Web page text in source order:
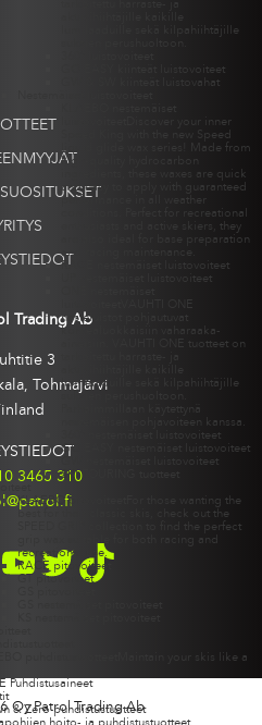
lumilaaduille sekä kilpahiihtäjille
GO EASY kiinteät luistovoiteet
GW & SW kiinteät luistovahat
Discover your inner
Speed King with the new Speed
liquid glide wax series! Made from
high-quality hydrocarbon
ingredients, these waxes are quick
and easy to apply with guaranteed
performance in all weather
conditions. Perfect for recreational
enthusiasts and active skiers, they
are also ideal for base preparation
and racing maintenance.
RACE nestemäiset luistovoiteet
UP nestemäiset luistovoiteet
VAUHTI ONE
nesteluistot pohjautuvat
korkealuokkaisiin vaharaaka-
aineisiin. VAUHTI ONE tuotteet on
lumilaaduille sekä kilpahiihtäjille
suksien perushuoltoon.
Parhaimmillaan käytettynä
nestemäisen pohjavoiteen kanssa.
360° nestemäiset luistovoiteet
GO EASY nestemäiset luistovoiteet
GW nestemäiset luistovoiteet
SKI TOURING tuotteet
KLAEBO pitovoiteet
For those wanting the
best for their classic skis, check out the
SPEED GRIP collection to find the perfect
grip wax suitable for both racing and
recreational use.
RACE pitovoiteet
GT pitovoiteet
Maintain your skis like a
Puhdistusaineet
& Zero puhdistustuotteet
hoito- ja puhdistustuotteet
Trading Ab
3
Tohmajärvi
3465 310
YOUTUBE
TWITTER
TIKTOK
Oy Patrol Trading Ab